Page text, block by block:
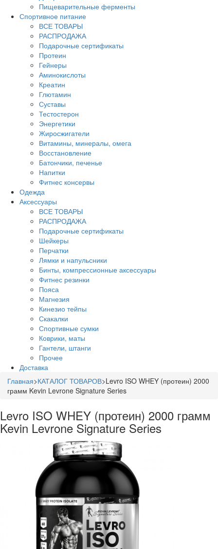
Пищеварительные ферменты
Спортивное питание
ВСЕ ТОВАРЫ
РАСПРОДАЖА
Подарочные сертификаты
Протеин
Гейнеры
Аминокислоты
Креатин
Глютамин
Суставы
Тестостерон
Энергетики
Жиросжигатели
Витамины, минералы, омега
Восстановление
Батончики, печенье
Напитки
Фитнес консервы
Одежда
Аксессуары
ВСЕ ТОВАРЫ
РАСПРОДАЖА
Подарочные сертификаты
Шейкеры
Перчатки
Лямки и напульсники
Бинты, компрессионные аксессуары
Фитнес резинки
Пояса
Магнезия
Кинезио тейпы
Скакалки
Спортивные сумки
Коврики, маты
Гантели, штанги
Прочее
Доставка
Главная>КАТАЛОГ ТОВАРОВ>Levro ISO WHEY (протеин) 2000
грамм Kevin Levrone Signature Series
Levro ISO WHEY (протеин) 2000 грамм
Kevin Levrone Signature Series